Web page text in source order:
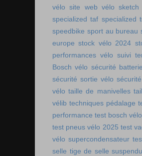
vélo site web vélo sketch
specialized taf specialized
speedbike sport au bureau
europe stock vélo 2024
performances vélo suivi
Bosch vélo sécurité
sécurité sortie vélo
vélo taille de manivelles
vélib techniques pédalage
performance test bosch vélo
test pneus vélo 2025 test
vélo supercondensateur
selle tige de selle